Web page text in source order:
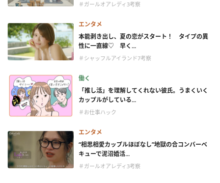
＃ガールオアレディ3考察
エンタメ
本能剥き出し、夏の恋がスタート！ タイプの異
性に一直線♡ 早く...
＃シャッフルアイランド7考察
働く
「推し活」を理解してくれない彼氏。うまくいく
カップルがしている...
＃お仕事ハック
エンタメ
“相思相愛カップルほぼなし”地獄の合コンバーベ
キューで泥沼婚活...
＃ガールオアレディ3考察